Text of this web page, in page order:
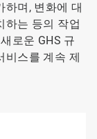
하며, 변화에 대
하는 등의 작업
로운 GHS 규
비스를 계속 제